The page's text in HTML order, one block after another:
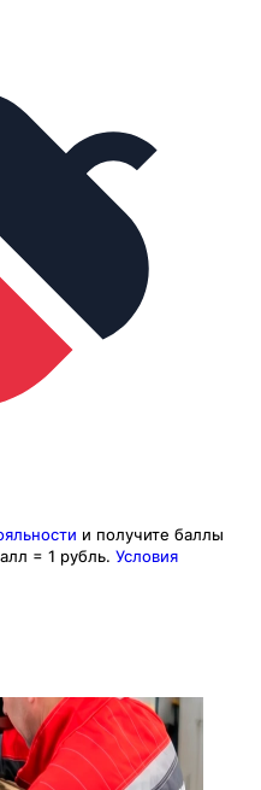
и получите баллы
= 1 рубль. Условия